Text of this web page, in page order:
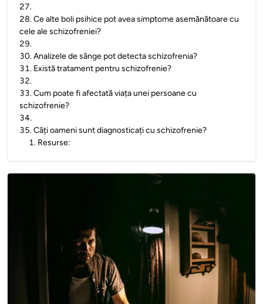
27.
28.Ce alte boli psihice pot avea simptome asemănătoare cu
cele ale schizofreniei?
29.
30.Analizele de sânge pot detecta schizofrenia?
31. Există tratament pentru schizofrenie?
32.
33.Cum poate fi afectată viața unei persoane cu
schizofrenie?
34.
35.Câți oameni sunt diagnosticați cu schizofrenie?
1. Resurse: